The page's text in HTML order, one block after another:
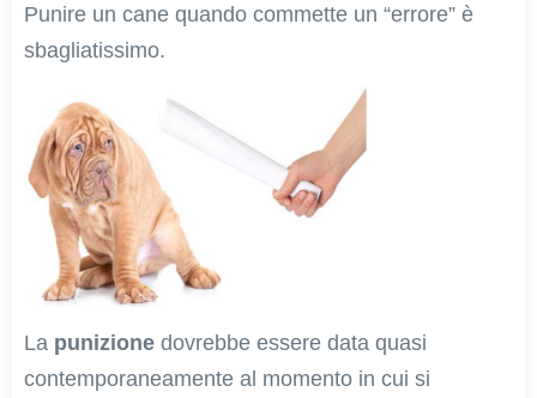
Punire un cane quando commette un “errore” è
sbagliatissimo.
La punizione dovrebbe essere data quasi
contemporaneamente al momento in cui si